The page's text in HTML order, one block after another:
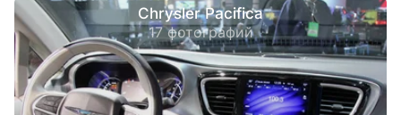
Chrysler Pacifica
17 фотографий